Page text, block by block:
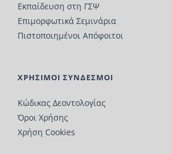
Εκπαίδευση στη ΓΣΨ
Επιμορφωτικά Σεμινάρια
Πιστοποιημένοι Απόφοιτοι
ΧΡΗΣΙΜΟΙ ΣΥΝΔΕΣΜΟΙ
Κώδικας Δεοντολογίας
Όροι Χρήσης
Χρήση Cookies